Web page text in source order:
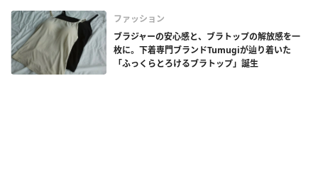
ファッション
ブラジャーの安心感と、ブラトップの解放感を一
枚に。下着専門ブランドTumugiが辿り着いた
「ふっくらとろけるブラトップ」誕生